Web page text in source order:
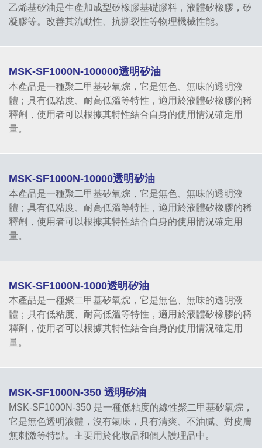
乙烯基矽油是生產加成型矽橡膠基礎膠料，液體矽橡膠，矽
凝膠等。改善其流動性、抗撕裂性等物理機械性能。
MSK-SF1000N-100000透明矽油
本產品是一種聚二甲基矽氧烷，它是無色、無味的透明液
體；具有低粘度、耐高低溫等特性，適用於液體矽橡膠的稀
釋劑，使用者可以根據其特性結合自身的使用情況確定用
量。
MSK-SF1000N-10000透明矽油
本產品是一種聚二甲基矽氧烷，它是無色、無味的透明液
體；具有低粘度、耐高低溫等特性，適用於液體矽橡膠的稀
釋劑，使用者可以根據其特性結合自身的使用情況確定用
量。
MSK-SF1000N-1000透明矽油
本產品是一種聚二甲基矽氧烷，它是無色、無味的透明液
體；具有低粘度、耐高低溫等特性，適用於液體矽橡膠的稀
釋劑，使用者可以根據其特性結合自身的使用情況確定用
量。
MSK-SF1000N-350 透明矽油
MSK-SF1000N-350 是一種低粘度的線性聚二甲基矽氧烷，
它是無色透明液體，沒有氣味，具有清爽、不油膩、對皮膚
無刺激等特點。主要用於化妝品和個人護理品中。